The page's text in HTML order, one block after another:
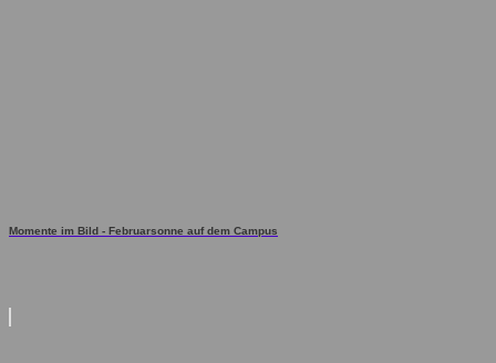
Momente im Bild - Februarsonne auf dem Campus